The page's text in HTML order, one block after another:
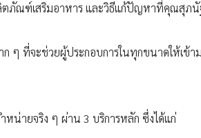
ตภัณฑ์เสริมอาหาร และวิธีแก้ปัญหาที่คุณสุภ
ๆ ที่จะช่วยผู้ประกอบการในทุกขนาดให้เข้า
น่ายจริง ๆ ผ่าน 3 บริการหลัก ซึ่งได้แก่